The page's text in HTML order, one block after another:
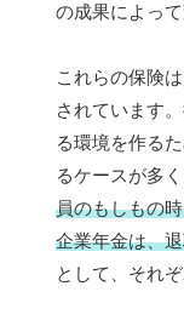
の成果によって
これらの保険
されています
る環境を作る
るケースが多く
員のもしもの
企業年金は、
として、それ